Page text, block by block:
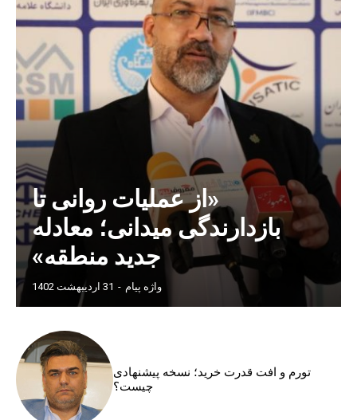
«از عملیات روانی تا
بازدارندگی میدانی؛ معادله
جدید منطقه»
واژه پیام - 31 اردیبهشت 1402
تورم و افت قدرت خرید؛ نسخه پیشنهادی
چیست؟